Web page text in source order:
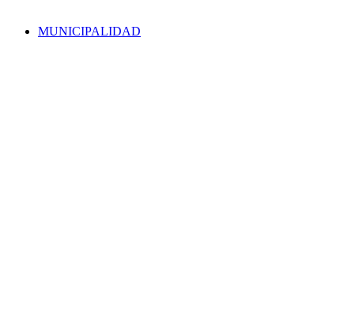
MUNICIPALIDAD